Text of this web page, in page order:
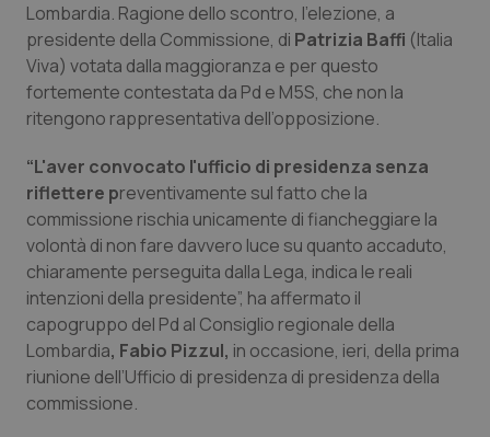
Lombardia
Marche
Piemonte
Provincia Autonoma di Bolzano
Provincia Autonoma di Trento
Puglia
Dolore
Donna & Salute
HIV
Infezioni & Febbre
Ipertensione & Scompenso
Malattie rare
Lombardia. Ragione dello scontro, l’elezione, a
presidente della Commissione, di Patrizia Baffi (Italia
Viva) votata dalla maggioranza e per questo
fortemente contestata da Pd e M5S, che non la
ritengono rappresentativa dell’opposizione.
“L'aver convocato l'ufficio di presidenza senza
riflettere preventivamente sul fatto che la
commissione rischia unicamente di fiancheggiare la
volontà di non fare davvero luce su quanto accaduto,
chiaramente perseguita dalla Lega, indica le reali
intenzioni della presidente”, ha affermato il
capogruppo del Pd al Consiglio regionale della
Lombardia, Fabio Pizzul, in occasione, ieri, della prima
riunione dell’Ufficio di presidenza di presidenza della
commissione.